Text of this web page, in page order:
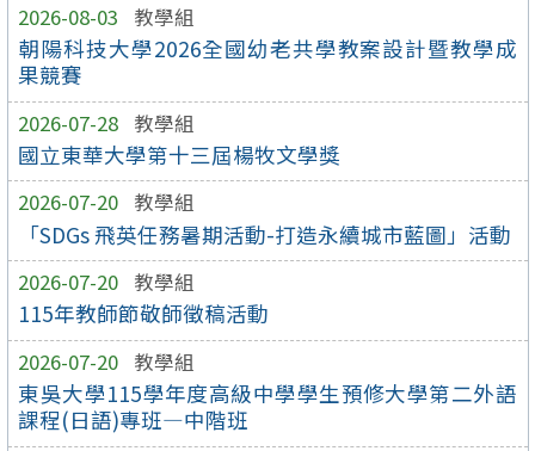
2026-08-03 教學組
朝陽科技大學2026全國幼老共學教案設計暨教學成
果競賽
2026-07-28 教學組
國立東華大學第十三屆楊牧文學獎
2026-07-20 教學組
「SDGs 飛英任務暑期活動-打造永續城市藍圖」活動
2026-07-20 教學組
115年教師節敬師徵稿活動
2026-07-20 教學組
東吳大學115學年度高級中學學生預修大學第二外語
課程(日語)專班—中階班